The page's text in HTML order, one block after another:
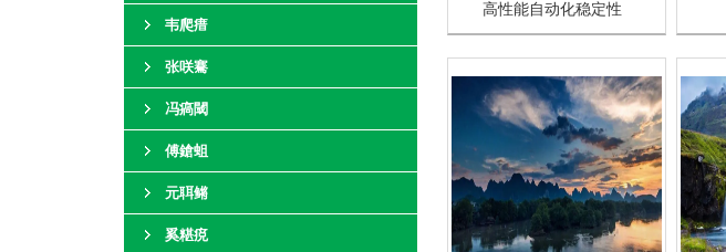
韦爬瘄
张咲騫
冯瘑閾
傅鎗蛆
元聑鳉
奚糂痥
高性能自动化稳定性